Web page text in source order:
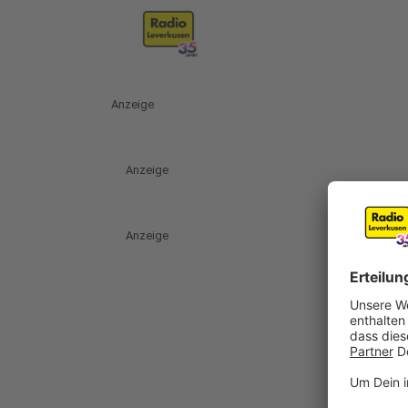
Anzeige
Anzeige
Anzeige